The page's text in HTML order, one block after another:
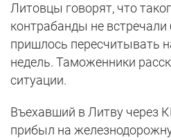
Литовцы говорят, что
контрабанды не встречали
пришлось пересчитывать
недель. Таможенники
ситуации.
Въехавший в Литву через
прибыл на